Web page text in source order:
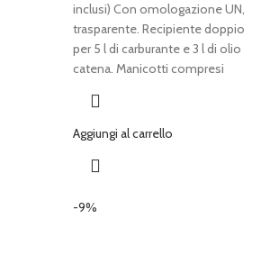
inclusi) Con omologazione UN,
trasparente. Recipiente doppio
per 5 l di carburante e 3 l di olio
catena. Manicotti compresi
Aggiungi al carrello
-9%